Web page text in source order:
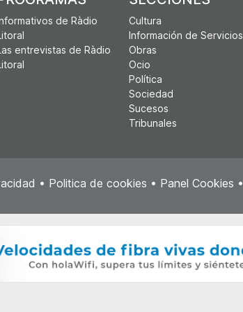
de Ràdio
entrevistas de Ràdio
Cultura
Información de Servicios
Obras
Ocio
Política
Sociedad
Sucesos
Tribunales
• Politica de cookies • Panel Cookies •